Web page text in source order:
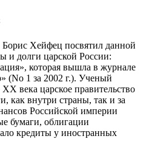
Хейфец посвятил данной
и долги царской России:
которая вышла в журнале
(No 1 за 2002 г.). Ученый
века царское правительство
как внутри страны, так и за
Российской империи
бумаги, облигации
кредиты у иностранных